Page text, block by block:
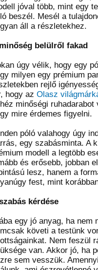
el videótárunkba!Látogasson
jóval több, mint egy
beszél. Mesél a
áll a részletekhez.
belülről fakad
úgy vélik, hogy egy
milyen egy prémium
rejlő
hogy az Olasz
minőségi
mire érdemes figyelni.
póló valahogy úgy
egy szabásminta. A
modell a legtöbb
és erősebb, jobban
lesz, hanem a
fest, mint
kérdése
egy jó anyag, ha nem
követi a testünk
Nem feszül
van. Akkor jó, ha
sem vesszük.